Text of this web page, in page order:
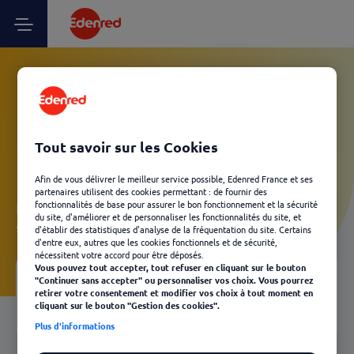
Vos questions Partenaire
marchand Kadéos -
Laissez-vous guider et découvrez, en quelques clics, les
solutions Edenred les plus adaptées à votre besoin.
04 Votre FAQ
Retour
Tout savoir sur les Cookies
Afin de vous délivrer le meilleur service possible, Edenred France et ses
partenaires utilisent des cookies permettant : de fournir des
fonctionnalités de base pour assurer le bon fonctionnement et la sécurité
du site, d'améliorer et de personnaliser les fonctionnalités du site, et
d'établir des statistiques d'analyse de la fréquentation du site. Certains
d'entre eux, autres que les cookies fonctionnels et de sécurité,
nécessitent votre accord pour être déposés.
Vous pouvez tout accepter, tout refuser en cliquant sur le bouton
"Continuer sans accepter" ou personnaliser vos choix. Vous pourrez
retirer votre consentement et modifier vos choix à tout moment en
cliquant sur le bouton "Gestion des cookies".
Plus d'informations